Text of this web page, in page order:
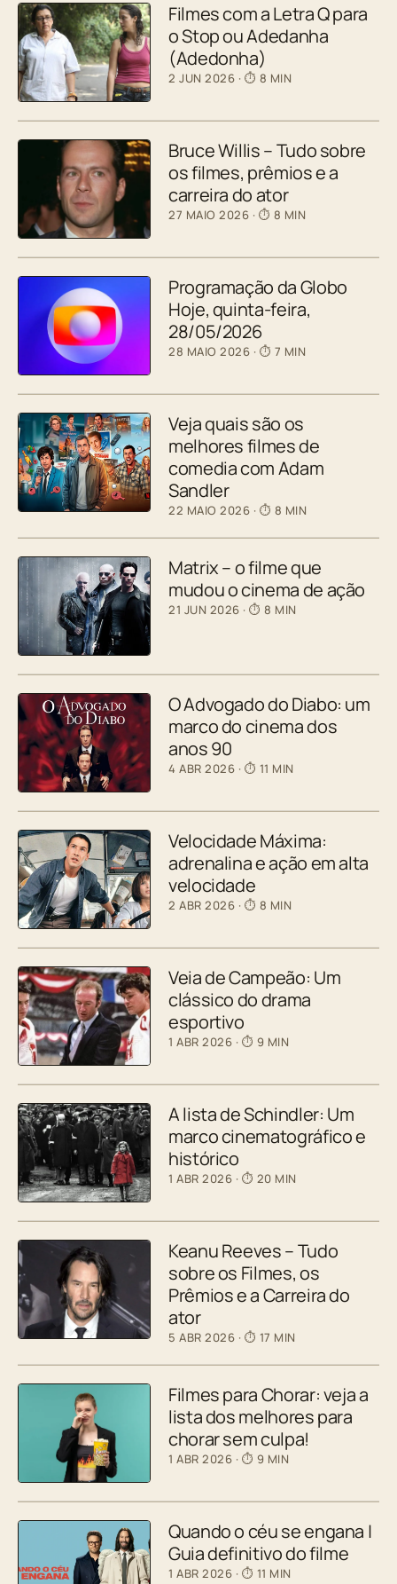
Filmes com a Letra Q para
o Stop ou Adedanha
(Adedonha)
2 JUN 2026 · ⏱ 8 MIN
Bruce Willis – Tudo sobre
os filmes, prêmios e a
carreira do ator
27 MAIO 2026 · ⏱ 8 MIN
Programação da Globo
Hoje, quinta-feira,
28/05/2026
28 MAIO 2026 · ⏱ 7 MIN
Veja quais são os
melhores filmes de
comedia com Adam
Sandler
22 MAIO 2026 · ⏱ 8 MIN
Matrix – o filme que
mudou o cinema de ação
21 JUN 2026 · ⏱ 8 MIN
O Advogado do Diabo: um
marco do cinema dos
anos 90
4 ABR 2026 · ⏱ 11 MIN
Velocidade Máxima:
adrenalina e ação em alta
velocidade
2 ABR 2026 · ⏱ 8 MIN
Veia de Campeão: Um
clássico do drama
esportivo
1 ABR 2026 · ⏱ 9 MIN
A lista de Schindler: Um
marco cinematográfico e
histórico
1 ABR 2026 · ⏱ 20 MIN
Keanu Reeves – Tudo
sobre os Filmes, os
Prêmios e a Carreira do
ator
5 ABR 2026 · ⏱ 17 MIN
Filmes para Chorar: veja a
lista dos melhores para
chorar sem culpa!
1 ABR 2026 · ⏱ 9 MIN
Quando o céu se engana |
Guia definitivo do filme
1 ABR 2026 · ⏱ 11 MIN